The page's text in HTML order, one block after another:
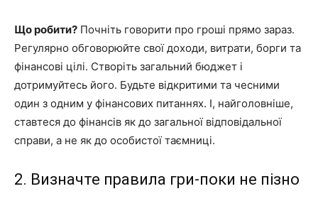
Що робити? Почніть говорити про гроші прямо зараз.
Регулярно обговорюйте свої доходи, витрати, борги та
фінансові цілі. Створіть загальний бюджет і
дотримуйтесь його. Будьте відкритими та чесними
один з одним у фінансових питаннях. І, найголовніше,
ставтеся до фінансів як до загальної відповідальної
справи, а не як до особистої таємниці.
2. Визначте правила гри-поки не пізно